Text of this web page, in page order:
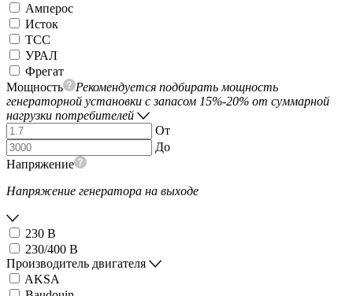
Амперос
Исток
ТСС
УРАЛ
Фрегат
Мощность
Рекомендуется подбирать мощность
генераторной установки с запасом 15%-20% от суммарной
нагрузки потребителей
От
До
Напряжение
Напряжение генератора на выходе
230 В
230/400 В
Производитель двигателя
AKSA